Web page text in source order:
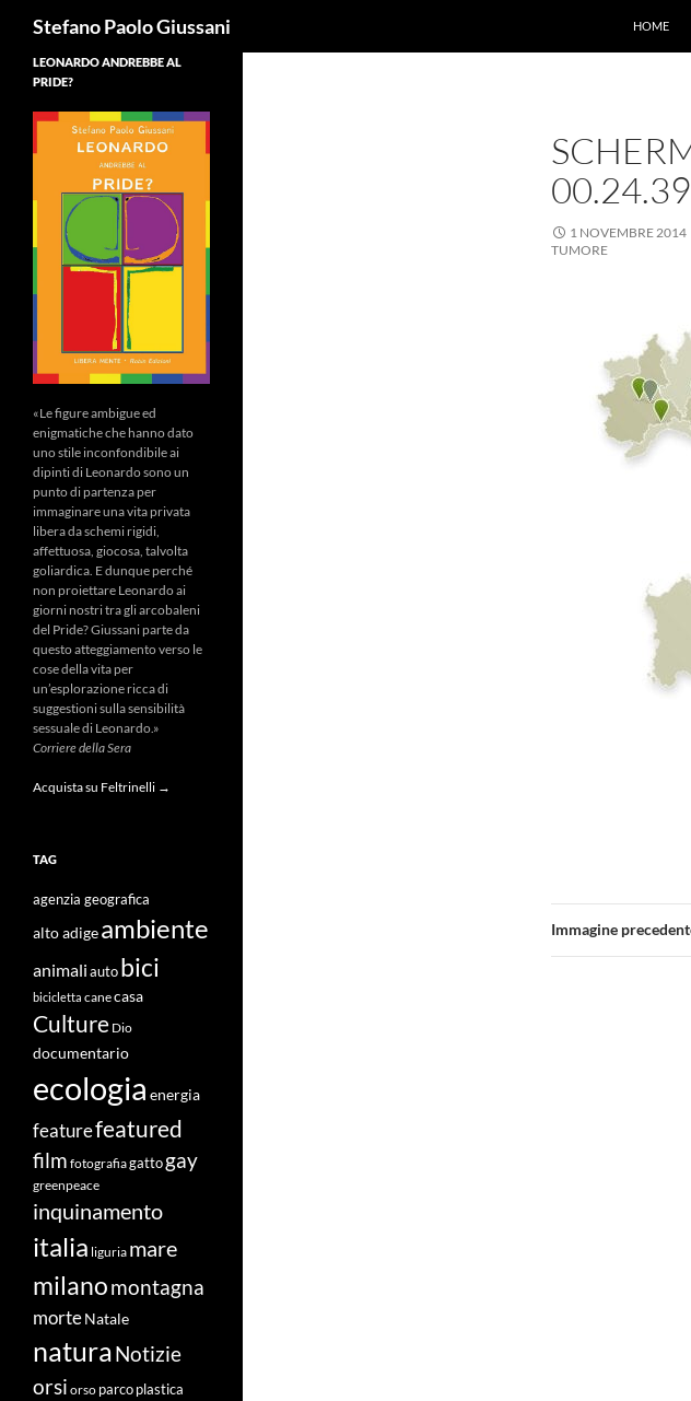
Stefano Paolo Giussani
HOME
1 NOVEMBRE 2014
TUMORE
Immagine
LEONARDO ANDREBBE AL
PRIDE?
«Le figure ambigue ed
enigmatiche che hanno dato
uno stile inconfondibile ai
dipinti di Leonardo sono un
punto di partenza per
immaginare una vita privata
libera da schemi rigidi,
affettuosa, giocosa, talvolta
goliardica. E dunque perché
non proiettare Leonardo ai
giorni nostri tra gli arcobaleni
del Pride? Giussani parte da
questo atteggiamento verso le
cose della vita per
un’esplorazione ricca di
suggestioni sulla sensibilità
sessuale di Leonardo.»
Corriere della Sera
Acquista su Feltrinelli →
TAG
agenzia geografica
alto adigeambiente
animali auto bici
bicicletta canecasa
Culture Dio
documentario
ecologia energia
featurefeatured
film fotografiagatto gay
greenpeace
inquinamento
italia liguria mare
milanomontagna
morteNatale
naturaNotizie
orsi orso parco plastica